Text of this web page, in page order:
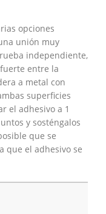
opciones
unión muy
independiente,
entre la
a metal con
superficies
el adhesivo a 1
y sosténgalos
que se
que el adhesivo se